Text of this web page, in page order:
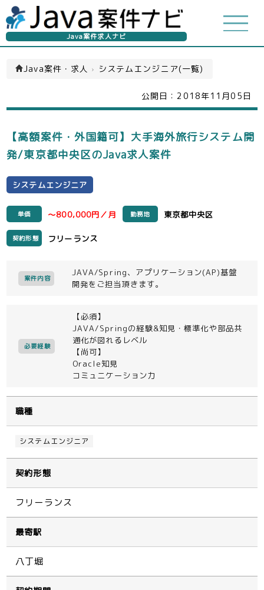
Java案件求人ナビ
Java案件・求人 › システムエンジニア(一覧)
公開日： 2018年11月05日
【高額案件・外国籍可】大手海外旅行システム開
発/東京都中央区のJava求人案件
システムエンジニア
単価 ～800,000円／月 勤務地 東京都中央区
契約形態 フリーランス
案件内容
JAVA/Spring、アプリケーション(AP)基盤
開発をご担当頂きます。
必要経験
【必須】
JAVA/Springの経験&知見・標準化や部品共
通化が図れるレベル
【尚可】
Oracle知見
コミュニケーション力
職種
システムエンジニア
契約形態
フリーランス
最寄駅
八丁堀